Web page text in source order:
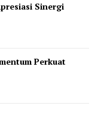
Sinergi
Perkuat